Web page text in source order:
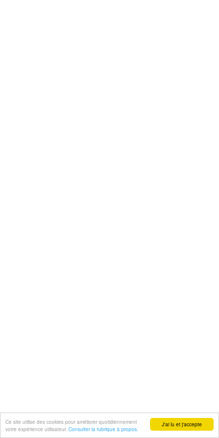
J'ai lu et j'accepte
Ce site utilise des cookies pour améliorer quotidiennement
votre expérience utilisateur. Consulter la rubrique à propos.